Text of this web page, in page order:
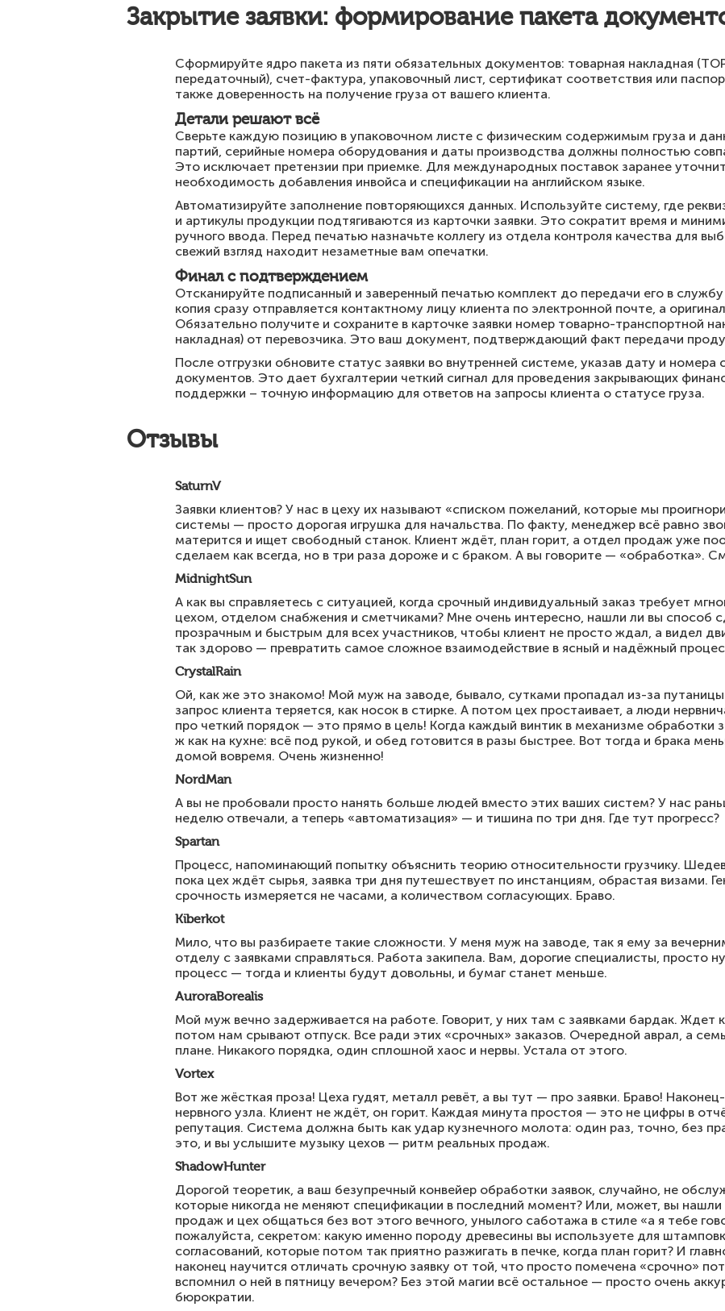
Закрытие заявки: формирование пакета
Сформируйте ядро пакета из пяти обязательных документов: товарная накладная
передаточный), счет-фактура, упаковочный лист, сертификат соответствия или
также доверенность на получение груза от вашего клиента.
Детали решают всё
Сверьте каждую позицию в упаковочном листе с физическим содержимым груза и
партий, серийные номера оборудования и даты производства должны полностью
Это исключает претензии при приемке. Для международных поставок заранее
необходимость добавления инвойса и спецификации на английском языке.
Автоматизируйте заполнение повторяющихся данных. Используйте систему, где
и артикулы продукции подтягиваются из карточки заявки. Это сократит время и
ручного ввода. Перед печатью назначьте коллегу из отдела контроля качества для
свежий взгляд находит незаметные вам опечатки.
Финал с подтверждением
Отсканируйте подписанный и заверенный печатью комплект до передачи его в
копия сразу отправляется контактному лицу клиента по электронной почте, а
Обязательно получите и сохраните в карточке заявки номер товарно-транспортной
накладная) от перевозчика. Это ваш документ, подтверждающий факт передачи
После отгрузки обновите статус заявки во внутренней системе, указав дату и номера
документов. Это дает бухгалтерии четкий сигнал для проведения закрывающих
поддержки – точную информацию для ответов на запросы клиента о статусе груза.
Отзывы
SaturnV
Заявки клиентов? У нас в цеху их называют «списком пожеланий, которые мы
системы — просто дорогая игрушка для начальства. По факту, менеджер всё равно
матерится и ищет свободный станок. Клиент ждёт, план горит, а отдел продаж уже
сделаем как всегда, но в три раза дороже и с браком. А вы говорите — «обработка».
MidnightSun
А как вы справляетесь с ситуацией, когда срочный индивидуальный заказ требует
цехом, отделом снабжения и сметчиками? Мне очень интересно, нашли ли вы способ
прозрачным и быстрым для всех участников, чтобы клиент не просто ждал, а видел
так здорово — превратить самое сложное взаимодействие в ясный и надёжный
CrystalRain
Ой, как же это знакомо! Мой муж на заводе, бывало, сутками пропадал из-за путаницы
запрос клиента теряется, как носок в стирке. А потом цех простаивает, а люди
про четкий порядок — это прямо в цель! Когда каждый винтик в механизме обработки
ж как на кухне: всё под рукой, и обед готовится в разы быстрее. Вот тогда и брака
домой вовремя. Очень жизненно!
NordMan
А вы не пробовали просто нанять больше людей вместо этих ваших систем? У нас
неделю отвечали, а теперь «автоматизация» — и тишина по три дня. Где тут прогресс?
Spartan
Процесс, напоминающий попытку объяснить теорию относительности грузчику.
пока цех ждёт сырья, заявка три дня путешествует по инстанциям, обрастая визами.
срочность измеряется не часами, а количеством согласующих. Браво.
Kiberkot
Мило, что вы разбираете такие сложности. У меня муж на заводе, так я ему за
отделу с заявками справляться. Работа закипела. Вам, дорогие специалисты, просто
процесс — тогда и клиенты будут довольны, и бумаг станет меньше.
AuroraBorealis
Мой муж вечно задерживается на работе. Говорит, у них там с заявками бардак. Ждет
потом нам срывают отпуск. Все ради этих «срочных» заказов. Очередной аврал, а
плане. Никакого порядка, один сплошной хаос и нервы. Устала от этого.
Vortex
Вот же жёсткая проза! Цеха гудят, металл ревёт, а вы тут — про заявки. Браво!
нервного узла. Клиент не ждёт, он горит. Каждая минута простоя — это не цифры в
репутация. Система должна быть как удар кузнечного молота: один раз, точно, без
это, и вы услышите музыку цехов — ритм реальных продаж.
ShadowHunter
Дорогой теоретик, а ваш безупречный конвейер обработки заявок, случайно, не
которые никогда не меняют спецификации в последний момент? Или, может, вы нашли
продаж и цех общаться без вот этого вечного, унылого саботажа в стиле «а я тебе
пожалуйста, секретом: какую именно породу древесины вы используете для
согласований, которые потом так приятно разжигать в печке, когда план горит? И
наконец научится отличать срочную заявку от той, что просто помечена «срочно»
вспомнил о ней в пятницу вечером? Без этой магии всё остальное — просто очень
бюрократии.